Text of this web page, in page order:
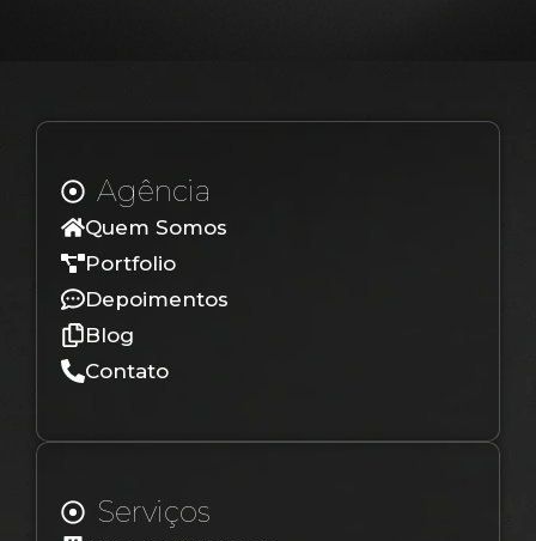
Agência
Quem Somos
Portfolio
Depoimentos
Blog
Contato
Serviços